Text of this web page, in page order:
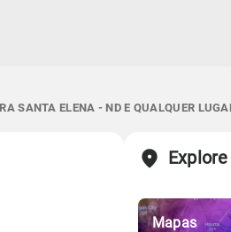
SANTA ELENA - ND E QUALQUER
Mapas